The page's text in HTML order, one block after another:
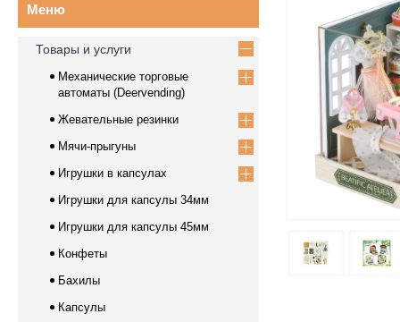
Товары и услуги
Механические торговые
автоматы (Deervending)
Жевательные резинки
Мячи-прыгуны
Игрушки в капсулах
Игрушки для капсулы 34мм
Игрушки для капсулы 45мм
Конфеты
Бахилы
Капсулы